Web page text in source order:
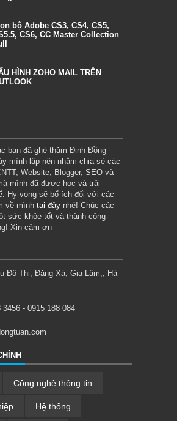
bộ Adobe CS3, CS4, CS5,
CS6, CC Master Collection
HÌNH ZOHO MAIL TRÊN
bạn đã ghé thăm Đinh Đồng
mình lập nên nhằm chia sẻ các
Website, Blogger, SEO và
mình đã được học và trải
Hy vọng sẽ bổ ích đối với các
về mình tại đây nhé! Chúc các
sức khỏe tốt và thành công
Xin cảm ơn
Đô Thị, Đặng Xá, Gia Lâm,, Hà
3456 - 0915 188 084
Công nghệ thông tin
Hệ thống